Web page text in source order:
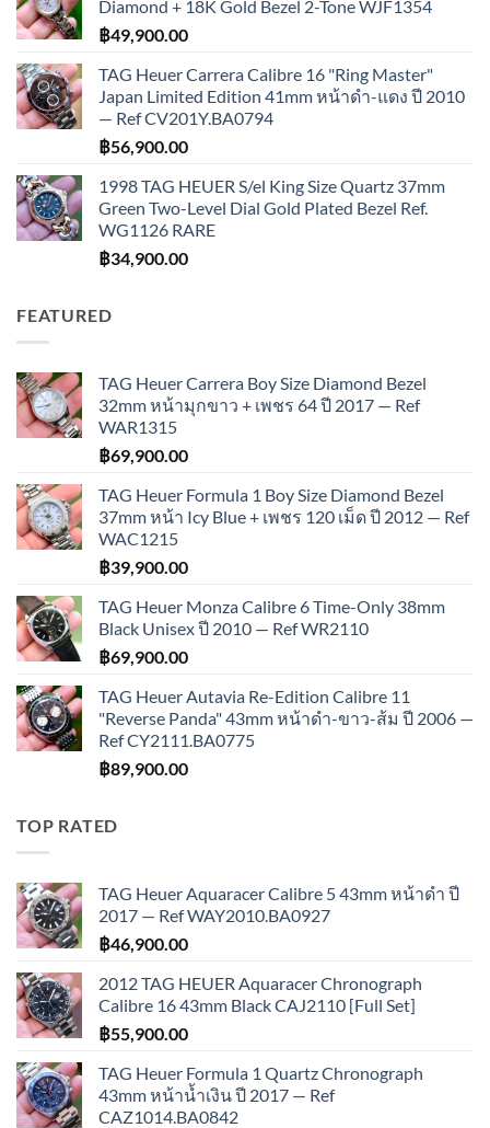
Diamond + 18K Gold Bezel 2-Tone WJF1354
฿49,900.00
TAG Heuer Carrera Calibre 16 "Ring Master"
Japan Limited Edition 41mm หน้าดำ-แดง ปี 2010
— Ref CV201Y.BA0794
฿56,900.00
1998 TAG HEUER S/el King Size Quartz 37mm
Green Two-Level Dial Gold Plated Bezel Ref.
WG1126 RARE
฿34,900.00
FEATURED
TAG Heuer Carrera Boy Size Diamond Bezel
32mm หน้ามุกขาว + เพชร 64 ปี 2017 — Ref
WAR1315
฿69,900.00
TAG Heuer Formula 1 Boy Size Diamond Bezel
37mm หน้า Icy Blue + เพชร 120 เม็ด ปี 2012 — Ref
WAC1215
฿39,900.00
TAG Heuer Monza Calibre 6 Time-Only 38mm
Black Unisex ปี 2010 — Ref WR2110
฿69,900.00
TAG Heuer Autavia Re-Edition Calibre 11
"Reverse Panda" 43mm หน้าดำ-ขาว-ส้ม ปี 2006 —
Ref CY2111.BA0775
฿89,900.00
TOP RATED
TAG Heuer Aquaracer Calibre 5 43mm หน้าดำ ปี
2017 — Ref WAY2010.BA0927
฿46,900.00
2012 TAG HEUER Aquaracer Chronograph
Calibre 16 43mm Black CAJ2110 [Full Set]
฿55,900.00
TAG Heuer Formula 1 Quartz Chronograph
43mm หน้าน้ำเงิน ปี 2017 — Ref
CAZ1014.BA0842